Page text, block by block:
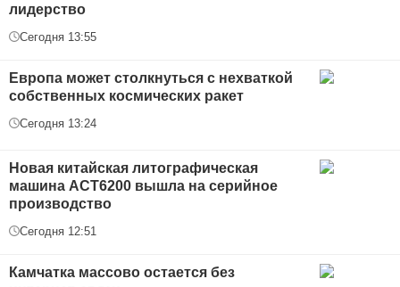
лидерство
Сегодня 13:55
Европа может столкнуться с нехваткой
собственных космических ракет
Сегодня 13:24
Новая китайская литографическая
машина АСТ6200 вышла на серийное
производство
Сегодня 12:51
Камчатка массово остается без